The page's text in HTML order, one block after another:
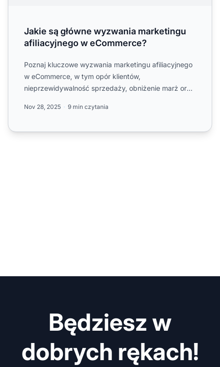
Jakie są główne wyzwania marketingu
afiliacyjnego w eCommerce?
Poznaj kluczowe wyzwania marketingu afiliacyjnego
w eCommerce, w tym opór klientów,
nieprzewidywalność sprzedaży, obniżenie marż oraz
Nov 28, 2025 9 min czytania
Będziesz w
dobrych rękach!